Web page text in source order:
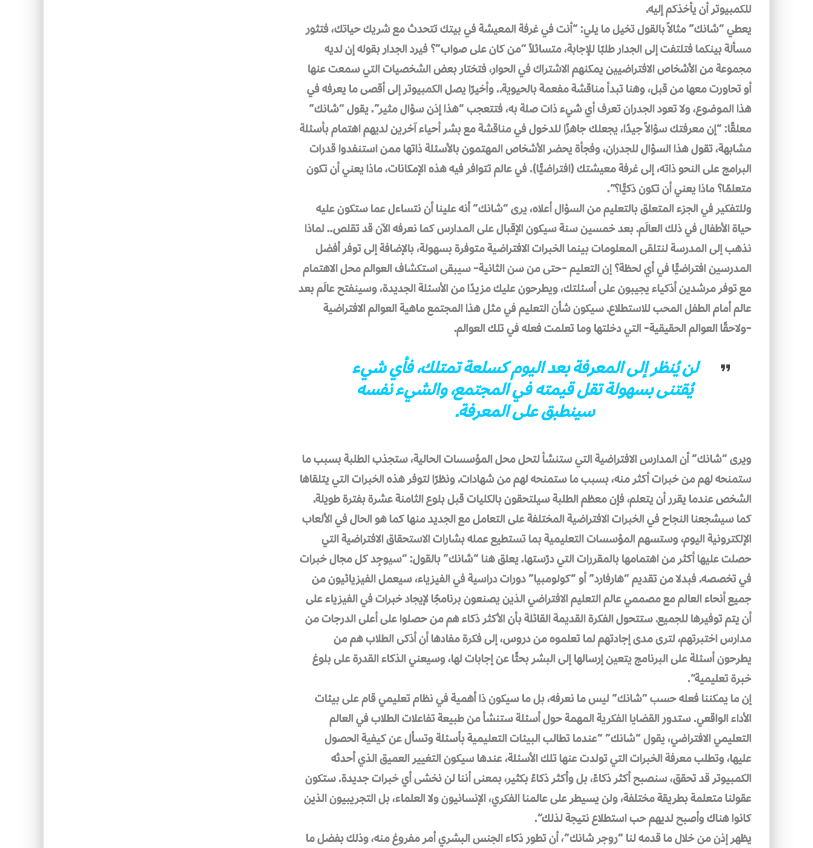
للكمبيوتر أن يأخذكم إليه.
يعطي “شانك” مثالاً بالقول تخيل ما يلي: “أنت في غرفة المعيشة في بيتك تتحدث مع شريك حياتك، فتثور
مسألة بينكما فتلتفت إلى الجدار طلبًا للإجابة، متسائلاً “من كان على صواب”؟ فيرد الجدار بقوله إن لديه
مجموعة من الأشخاص الافتراضيين يمكنهم الاشتراك في الحوار، فتختار بعض الشخصيات التي سمعت عنها
أو تحاورت معها من قبل، وهنا تبدأ مناقشة مفعمة بالحيوية.. وأخيرًا يصل الكمبيوتر إلى أقصى ما يعرفه في
هذا الموضوع، ولا تعود الجدران تعرف أي شيء ذات صلة به، فتتعجب “هذا إذن سؤال مثير”. يقول “شانك”
معلقًا: “إن معرفتك سؤالاً جيدًا، يجعلك جاهزًا للدخول في مناقشة مع بشر أحياء آخرين لديهم اهتمام بأسئلة
مشابهة، تقول هذا السؤال للجدران، وفجأة يحضر الأشخاص المهتمون بالأسئلة ذاتها ممن استنفدوا قدرات
البرامج على النحو ذاته، إلى غرفة معيشتك (افتراضيًّا). في عالم تتوافر فيه هذه الإمكانات، ماذا يعني أن تكون
متعلمًا؟ ماذا يعني أن تكون ذكيًّا؟”.
وللتفكير في الجزء المتعلق بالتعليم من السؤال أعلاه، يرى “شانك” أنه علينا أن نتساءل عما ستكون عليه
حياة الأطفال في ذلك العالَم. بعد خمسين سنة سيكون الإقبال على المدارس كما نعرفه الآن قد تقلص.. لماذا
نذهب إلى المدرسة لنتلقى المعلومات بينما الخبرات الافتراضية متوفرة بسهولة، بالإضافة إلى توفر أفضل
المدرسين افتراضيًّا في أي لحظة؟ إن التعليم -حتى من سن الثانية- سيبقى استكشاف العوالم محل الاهتمام
مع توفر مرشدين أذكياء يجيبون على أسئلتك، ويطرحون عليك مزيدًا من الأسئلة الجديدة، وسينفتح عالَم بعد
عالم أمام الطفل المحب للاستطلاع. سيكون شأن التعليم في مثل هذا المجتمع ماهية العوالم الافتراضية
-ولاحقًا العوالم الحقيقية- التي دخلتها وما تعلمت فعله في تلك العوالم.
لن يُنظر إلى المعرفة بعد اليوم كسلعة تمتلك، فأي شيء
يُقتنى بسهولة تقل قيمته في المجتمع، والشيء نفسه
سينطبق على المعرفة.
ويرى “شانك” أن المدارس الافتراضية التي ستنشأ لتحل محل المؤسسات الحالية، ستجذب الطلبة بسبب ما
ستمنحه لهم من خبرات أكثر منه، بسبب ما ستمنحه لهم من شهادات. ونظرًا لتوفر هذه الخبرات التي يتلقاها
الشخص عندما يقرر أن يتعلم، فإن معظم الطلبة سيلتحقون بالكليات قبل بلوع الثامنة عشرة بفترة طويلة.
كما سيشجعنا النجاح في الخبرات الافتراضية المختلفة على التعامل مع الجديد منها كما هو الحال في الألعاب
الإلكترونية اليوم، وستسهم المؤسسات التعليمية بما تستطيع عمله بشارات الاستحقاق الافتراضية التي
حصلت عليها أكثر من اهتمامها بالمقررات التي درّستها. يعلق هنا “شانك” بالقول: “سيوجِد كل مجال خبرات
في تخصصه. فبدلا من تقديم “هارفارد” أو “كولومبيا” دورات دراسية في الفيزياء، سيعمل الفيزيائيون من
جميع أنحاء العالم مع مصممي عالم التعليم الافتراضي الذين يصنعون برنامجًا لإيجاد خبرات في الفيزياء على
أن يتم توفيرها للجميع. ستتحول الفكرة القديمة القائلة بأن الأكثر ذكاء هم من حصلوا على أعلى الدرجات من
مدارس اختبرتهم، لترى مدى إجادتهم لما تعلموه من دروس، إلى فكرة مفادها أن أذكى الطلاب هم من
يطرحون أسئلة على البرنامج يتعين إرسالها إلى البشر بحثًا عن إجابات لها، وسيعني الذكاء القدرة على بلوغ
خبرة تعليمية”.
إن ما يمكننا فعله حسب “شانك” ليس ما نعرفه، بل ما سيكون ذا أهمية في نظام تعليمي قام على بيئات
الأداء الواقعي. ستدور القضايا الفكرية المهمة حول أسئلة ستنشأ من طبيعة تفاعلات الطلاب في العالم
التعليمي الافتراضي، يقول “شانك” “عندما تطالب البيئات التعليمية بأسئلة وتسأل عن كيفية الحصول
عليها، وتطلب معرفة الخبرات التي تولدت عنها تلك الأسئلة، عندها سيكون التغيير العميق الذي أحدثه
الكمبيوتر قد تحقق، سنصبح أكثر ذكاءً، بل وأكثر ذكاءً بكثير، بمعنى أننا لن نخشى أي خبرات جديدة. ستكون
عقولنا متعلمة بطريقة مختلفة، ولن يسيطر على عالمنا الفكري، الإنسانيون ولا العلماء، بل التجريبيون الذين
كانوا هناك وأصبح لديهم حب استطلاع نتيجة لذلك”.
يظهر إذن من خلال ما قدمه لنا “روجر شانك”، أن تطور ذكاء الجنس البشري أمر مفروغ منه، وذلك بفضل ما